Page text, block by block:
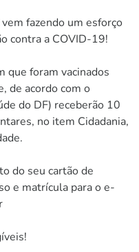
fazendo um esforço
contra a COVID-19!
que foram vacinados
de acordo com o
do DF) receberão 10
no item Cidadania,
do seu cartão de
e matrícula para o e-